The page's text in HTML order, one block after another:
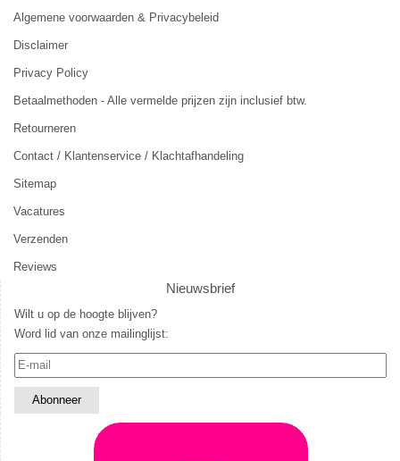
Algemene voorwaarden & Privacybeleid
Disclaimer
Privacy Policy
Betaalmethoden - Alle vermelde prijzen zijn inclusief btw.
Retourneren
Contact / Klantenservice / Klachtafhandeling
Sitemap
Vacatures
Verzenden
Reviews
Nieuwsbrief
Wilt u op de hoogte blijven?
Word lid van onze mailinglijst: